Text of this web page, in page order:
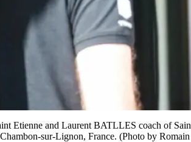
Etienne and Laurent BATLLES coach of
sur-Lignon, France. (Photo by